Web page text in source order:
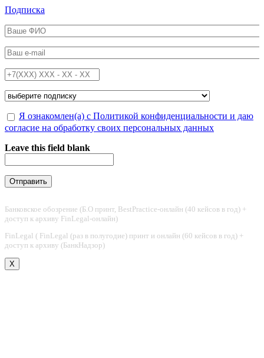
Перейти к основному содержанию
Подписка
ФИО*
Email*
Телефон*
Подписка на*
Обработка персональных данных*
Я ознакомлен(а) с Политикой конфиденциальности и даю
согласие на обработку своих персональных данных
Leave this field blank
Банковское обозрение (Б.О принт, BestPractice-онлайн (40 кейсов в год) +
доступ к архиву FinLegal-онлайн)
FinLegal ( FinLegal (раз в полугодие) принт и онлайн (60 кейсов в год) +
доступ к архиву (БанкНадзор)
X